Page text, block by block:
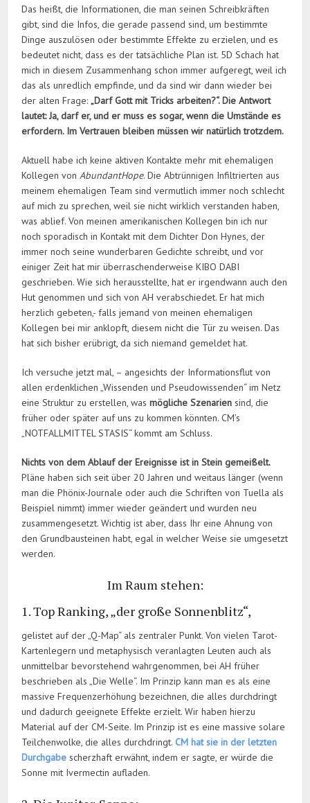
Das heißt, die Informationen, die man seinen Schreibkräften
gibt, sind die Infos, die gerade passend sind, um bestimmte
Dinge auszulösen oder bestimmte Effekte zu erzielen, und es
bedeutet nicht, dass es der tatsächliche Plan ist. 5D Schach hat
mich in diesem Zusammenhang schon immer aufgeregt, weil ich
das als unredlich empfinde, und da sind wir dann wieder bei
der alten Frage:„Darf Gott mit Tricks arbeiten?“. Die Antwort
lautet: Ja, darf er, und er muss es sogar, wenn die Umstände es
erfordern. Im Vertrauen bleiben müssen wir natürlich trotzdem.
Aktuell habe ich keine aktiven Kontakte mehr mit ehemaligen
Kollegen vonAbundantHope. Die Abtrünnigen Infiltrierten aus
meinem ehemaligen Team sind vermutlich immer noch schlecht
auf mich zu sprechen, weil sie nicht wirklich verstanden haben,
was ablief. Von meinen amerikanischen Kollegen bin ich nur
noch sporadisch in Kontakt mit dem Dichter Don Hynes, der
immer noch seine wunderbaren Gedichte schreibt, und vor
einiger Zeit hat mir überraschenderweise KIBO DABI
geschrieben. Wie sich herausstellte, hat er irgendwann auch den
Hut genommen und sich von AH verabschiedet. Er hat mich
herzlich gebeten,- falls jemand von meinen ehemaligen
Kollegen bei mir anklopft, diesem nicht die Tür zu weisen. Das
hat sich bisher erübrigt, da sich niemand gemeldet hat.
Ich versuche jetzt mal, – angesichts der Informationsflut von
allen erdenklichen „Wissenden und Pseudowissenden“ im Netz
eine Struktur zu erstellen, wasmögliche Szenarien sind, die
früher oder später auf uns zu kommen könnten. CM’s
„NOTFALLMITTEL STASIS“ kommt am Schluss.
Nichts von dem Ablauf der Ereignisse ist in Stein gemeißelt.
Pläne haben sich seit über 20 Jahren und weitaus länger (wenn
man die Phönix-Journale oder auch die Schriften von Tuella als
Beispiel nimmt) immer wieder geändert und wurden neu
zusammengesetzt. Wichtig ist aber, dass Ihr eine Ahnung von
den Grundbausteinen habt, egal in welcher Weise sie umgesetzt
werden.
Im Raum stehen:
1. Top Ranking, „der große Sonnenblitz“,
gelistet auf der „Q-Map“ als zentraler Punkt. Von vielen Tarot-
Kartenlegern und metaphysisch veranlagten Leuten auch als
unmittelbar bevorstehend wahrgenommen, bei AH früher
beschrieben als „Die Welle“. Im Prinzip kann man es als eine
massive Frequenzerhöhung bezeichnen, die alles durchdringt
und dadurch geeignete Effekte erzielt. Wir haben hierzu
Material auf der CM-Seite. Im Prinzip ist es eine massive solare
Teilchenwolke, die alles durchdringt.CM hat sie in der letzten
Durchgabe scherzhaft erwähnt, indem er sagte, er würde die
Sonne mit Ivermectin aufladen.